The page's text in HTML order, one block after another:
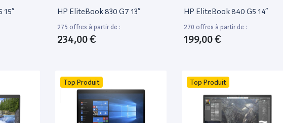
15” HP EliteBook 830 G7 13”
275 offres à partir de :
234,00 €
HP EliteBook 840 G5 14”
270 offres à partir de :
199,00 €
Top Produit Top Produit